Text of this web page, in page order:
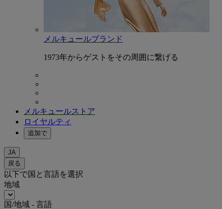
メルキュールブランド
1973年からゲストをその周囲に繋げる
メルキュールストア
ロイヤルティ
追加で
JA
戻る
以下で国と言語を選択
地域
国/地域 - 言語